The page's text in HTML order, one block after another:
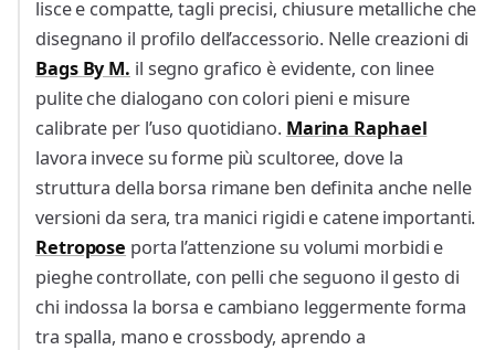
lisce e compatte, tagli precisi, chiusure metalliche che
disegnano il profilo dell’accessorio. Nelle creazioni di
Bags By M. il segno grafico è evidente, con linee
pulite che dialogano con colori pieni e misure
calibrate per l’uso quotidiano. Marina Raphael
lavora invece su forme più scultoree, dove la
struttura della borsa rimane ben definita anche nelle
versioni da sera, tra manici rigidi e catene importanti.
Retropose porta l’attenzione su volumi morbidi e
pieghe controllate, con pelli che seguono il gesto di
chi indossa la borsa e cambiano leggermente forma
tra spalla, mano e crossbody, aprendo a